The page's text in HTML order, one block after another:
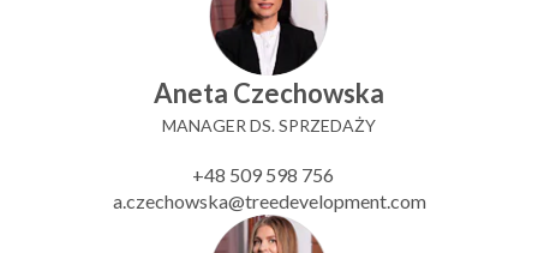
Aneta Czechowska
MANAGER DS. SPRZEDAŻY
+48 509 598 756
a.czechowska@treedevelopment.com